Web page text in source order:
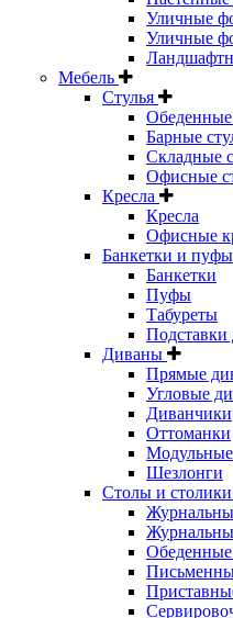
Уличные
Уличные
Мебель
Стулья
Обеденные
Барные
Складные
Офисные
Кресла
Кресла
Офисные
Банкетки и пуфы
Банкетки
Пуфы
Табуреты
Подставки
Диваны
Прямые
Угловые
Диванчики
Оттоманки
Шезлонги
Столы и столики